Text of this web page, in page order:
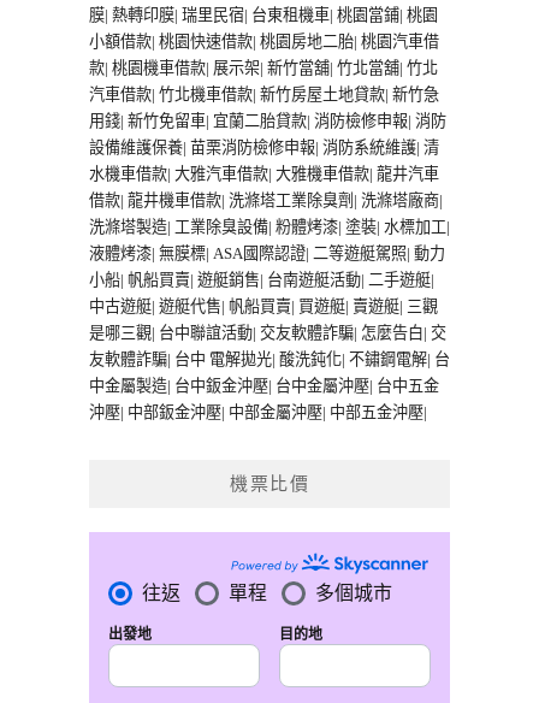
膜| 熱轉印膜| 瑞里民宿| 台東租機車| 桃園當鋪| 桃園
小額借款| 桃園快速借款| 桃園房地二胎| 桃園汽車借
款| 桃園機車借款| 展示架| 新竹當舖| 竹北當舖| 竹北
汽車借款| 竹北機車借款| 新竹房屋土地貸款| 新竹急
用錢| 新竹免留車| 宜蘭二胎貸款| 消防檢修申報| 消防
設備維護保養| 苗栗消防檢修申報| 消防系統維護| 清
水機車借款| 大雅汽車借款| 大雅機車借款| 龍井汽車
借款| 龍井機車借款| 洗滌塔工業除臭劑 | 洗滌塔廠商|
洗滌塔製造| 工業除臭設備| 粉體烤漆| 塗裝| 水標加工|
液體烤漆| 無膜標| ASA國際認證| 二等遊艇駕照| 動力
小船| 帆船買賣| 遊艇銷售| 台南遊艇活動| 二手遊艇|
中古遊艇| 遊艇代售| 帆船買賣| 買遊艇| 賣遊艇| 三觀
是哪三觀| 台中聯誼活動| 交友軟體詐騙| 怎麼告白| 交
友軟體詐騙| 台中 電解拋光| 酸洗鈍化| 不鏽鋼電解| 台
中金屬製造| 台中鈑金沖壓| 台中金屬沖壓| 台中五金
沖壓| 中部鈑金沖壓| 中部金屬沖壓| 中部五金沖壓|
機票比價